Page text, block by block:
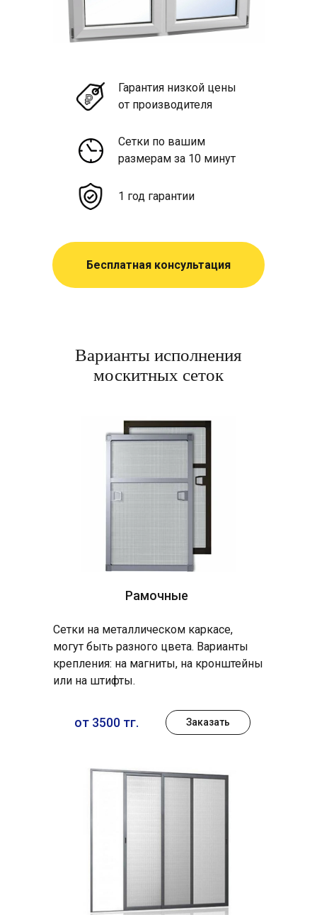
Гарантия низкой цены
от производителя
Сетки по вашим
размерам за 10 минут
1 год гарантии
Бесплатная консультация
Варианты исполнения
москитных сеток
Рамочные
Сетки на металлическом каркасе,
могут быть разного цвета. Варианты
крепления: на магниты, на кронштейны
или на штифты.
от 3500 тг. Заказать